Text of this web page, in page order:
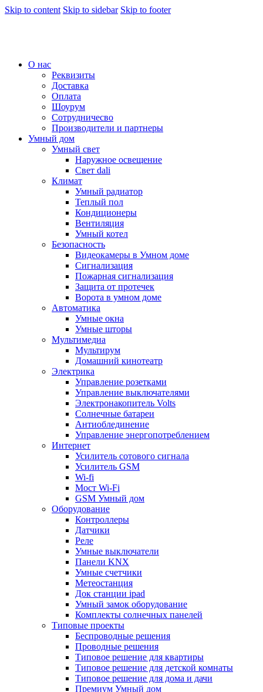
Skip to content Skip to sidebar Skip to footer
О нас
Реквизиты
Доставка
Оплата
Шоурум
Сотрудничесво
Производители и партнеры
Умный дом
Умный свет
Наружное освещение
Свет dali
Климат
Умный радиатор
Теплый пол
Кондиционеры
Вентиляция
Умный котел
Безопасность
Видеокамеры в Умном доме
Сигнализация
Пожарная сигнализация
Защита от протечек
Ворота в умном доме
Автоматика
Умные окна
Умные шторы
Мультимедиа
Мультирум
Домашний кинотеатр
Электрика
Управление розетками
Управление выключателями
Электронакопитель Volts
Солнечные батареи
Антиоблединение
Управление энергопотреблением
Интернет
Усилитель сотового сигнала
Усилитель GSM
Wi-fi
Мост Wi-Fi
GSM Умный дом
Оборудование
Контроллеры
Датчики
Реле
Умные выключатели
Панели KNX
Умные счетчики
Метеостанция
Док станции ipad
Умный замок оборудование
Комплекты солнечных панелей
Типовые проекты
Беспроводные решения
Проводные решения
Типовое решение для квартиры
Типовое решение для детской комнаты
Типовое решение для дома и дачи
Премиум Умный дом